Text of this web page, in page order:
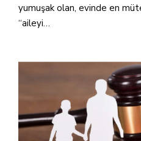
yumuşak olan, evinde en
“aileyi…